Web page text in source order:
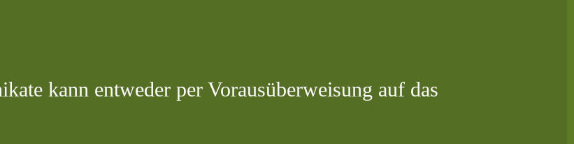
kann entweder per Vorausüberweisung auf das